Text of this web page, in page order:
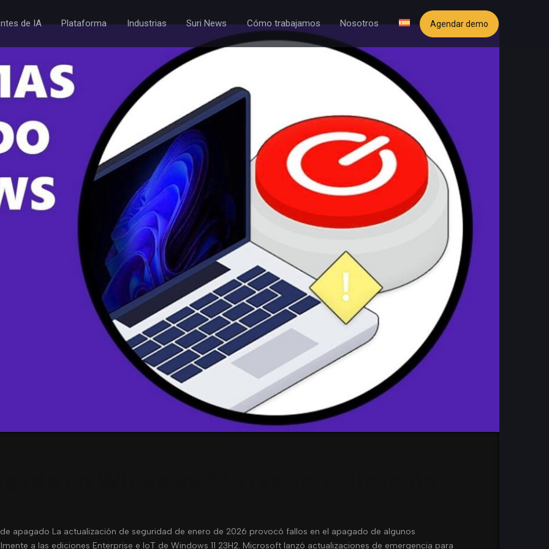
de IA Plataforma Industrias Suri News Cómo trabajamos Nosotros Agendar demo
apagado La actualización de seguridad de enero de 2026 provocó fallos en el apagado de algunos
a las ediciones Enterprise e IoT de Windows 11 23H2. Microsoft lanzó actualizaciones de emergencia para